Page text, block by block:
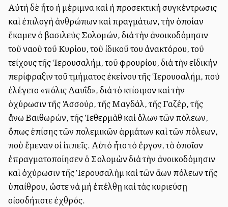
Αὐτὴ δὲ ἦτο ἡ μέριμνα καὶ ἡ προσεκτικὴ συγκέντρωσις
καὶ ἐπιλογὴ ἀνθρώπων καὶ πραγμάτων, τὴν ὁποίαν
ἔκαμεν ὁ βασιλεὺς Σολομών, διὰ τὴν ἀνοικοδόμησιν
τοῦ ναοῦ τοῦ Κυρίου, τοῦ ἰδικοῦ του ἀνακτόρου, τοῦ
τείχους τῆς Ἱερουσαλήμ, τοῦ φρουρίου, διὰ τὴν εἰδικὴν
περίφραξιν τοῦ τμήματος ἐκείνου τῆς Ἱερουσαλήμ, ποὺ
ἐλέγετο «πόλις Δαυΐδ», διὰ τὸ κτίσιμον καὶ τὴν
ὀχύρωσιν τῆς Ἀσσούρ, τῆς Μαγδάλ, τῆς Γαζέρ, τῆς
ἄνω Βαιθωρών, τῆς Ἰεθερμὰθ καὶ ὅλων τῶν πόλεων,
ὅπως ἐπίσης τῶν πολεμικῶν ἁρμάτων καὶ τῶν πόλεων,
ποὺ ἔμεναν οἱ ἱππεῖς. Αὐτὸ ἦτο τὸ ἔργον, τὸ ὁποῖον
ἐπραγματοποίησεν ὁ Σολομὼν διὰ τὴν ἀνοικοδόμησιν
καὶ ὀχύρωσιν τῆς Ἱερουσαλὴμ καὶ τῶν ἄλλων πόλεων τῆς
ὑπαίθρου, ὥστε νὰ μὴ ἐπέλθῃ καὶ τὰς κυριεύσῃ
οἰοσδήποτε ἐχθρός.